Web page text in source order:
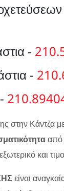
-
-
στην Κάντζα
από
και
είναι